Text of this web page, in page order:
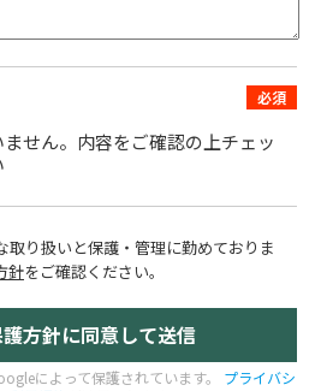
せん。内容をご確認の上チェッ
り扱いと保護・管理に勤めておりま
針をご確認ください。
によって保護されています。
プライバシ